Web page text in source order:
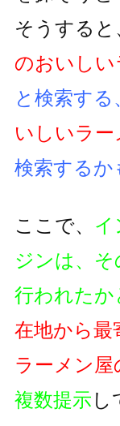
そうすると
のおいしい
と検索する
いしいラー
検索するか
ここで、 イ
ジンは、そ
行われたか
在地から最
ラーメン屋
複数提示 し